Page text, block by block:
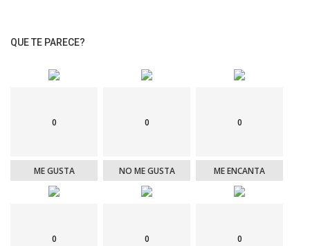
QUE TE PARECE?
0
ME GUSTA
0
NO ME GUSTA
0
ME ENCANTA
0 0 0